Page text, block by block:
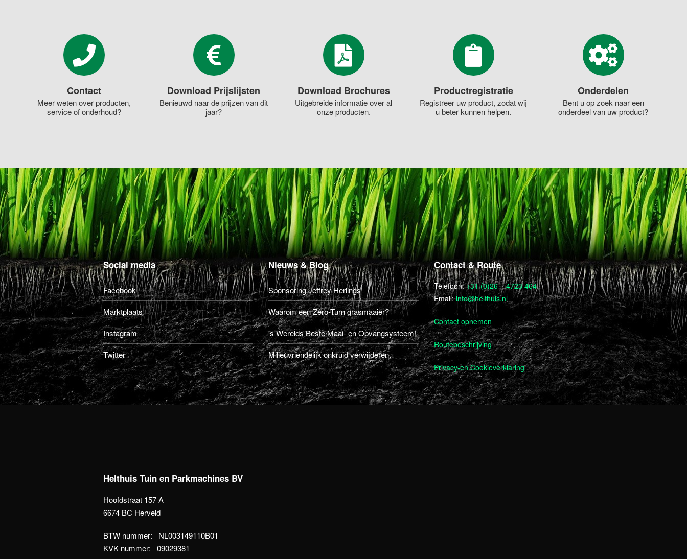
Contact
Meer weten over producten,
service of onderhoud?
Download Prijslijsten
Benieuwd naar de prijzen van dit
jaar?
Download Brochures
Uitgebreide informatie over al
onze producten.
Productregistratie
Registreer uw product, zodat wij
u beter kunnen helpen.
Onderdelen
Bent u op zoek naar een
onderdeel van uw product?
Social media
Facebook
Marktplaats
Instagram
Twitter
Nieuws & Blog
Sponsoring Jeffrey Herlings
Waarom een Zero-Turn grasmaaier?
's Werelds Beste Maai- en Opvangsysteem!
Milieuvriendelijk onkruid verwijderen.
Contact & Route
Telefoon:+31 (0)26 – 4723 464
Email:info@helthuis.nl
Contact opnemen
Routebeschrijving
Privacy-en Cookieverklaring
Helthuis Tuin en Parkmachines BV
Hoofdstraat 157 A
6674 BC Herveld
BTW nummer: NL003149110B01
KVK nummer: 09029381